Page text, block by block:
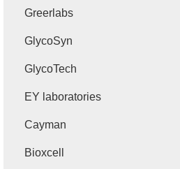
Greerlabs
GlycoSyn
GlycoTech
EY laboratories
Cayman
Bioxcell